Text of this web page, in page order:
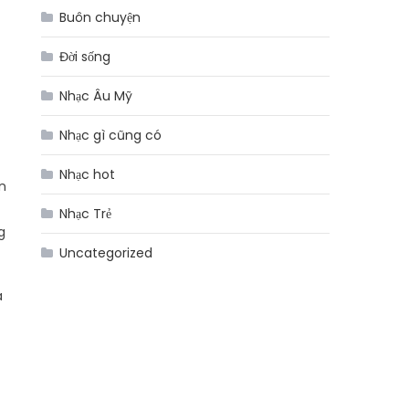
Buôn chuyện
Đời sống
Nhạc Âu Mỹ
Nhạc gì cũng có
Nhạc hot
Nhạc Trẻ
Uncategorized